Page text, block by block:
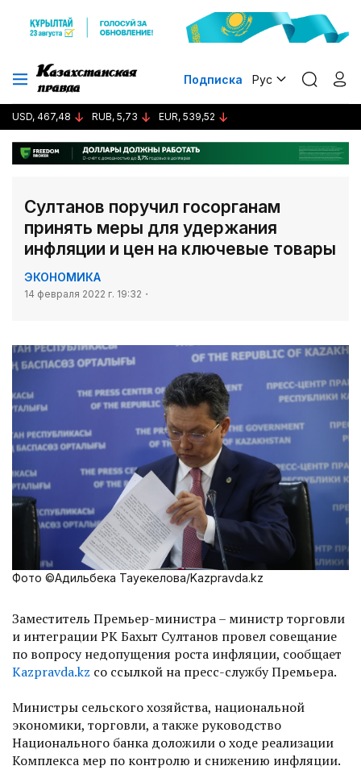
Подписка Рус
USD, 467,48 RUB, 5,73 EUR, 539,52
Султанов поручил госорганам
принять меры для удержания
инфляции и цен на ключевые товары
ЭКОНОМИКА
14 февраля 2022 г. 19:32
Фото ©Адильбека Тауекелова/Kazpravda.kz
Заместитель Премьер-министра – министр торговли
и интеграции РК Бахыт Султанов провел совещание
по вопросу недопущения роста инфляции, сообщает
Kazpravda.kz со ссылкой на пресс-службу Премьера.
Министры сельского хозяйства, национальной
экономики, торговли, а также руководство
Национального банка доложили о ходе реализации
Комплекса мер по контролю и снижению инфляции.